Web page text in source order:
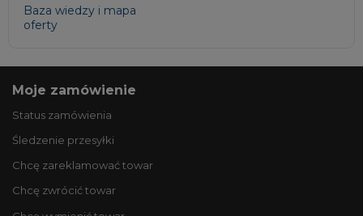
Baza wiedzy i mapa
oferty
Moje zamówienie
Status zamówienia
Śledzenie przesyłki
Chcę zareklamować towar
Chcę zwrócić towar